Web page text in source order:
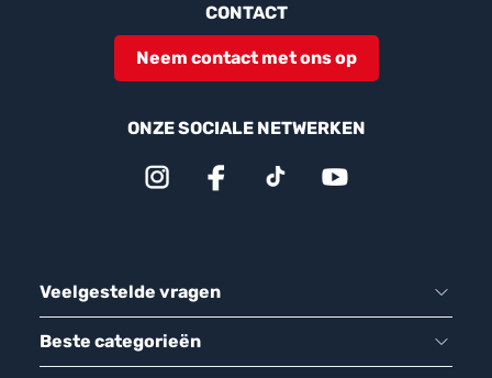
CONTACT
Neem contact met ons op
ONZE SOCIALE NETWERKEN
Veelgestelde vragen
Beste categorieën